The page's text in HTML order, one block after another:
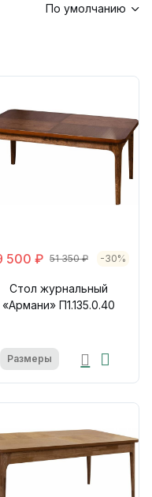
По умолчанию
500 ₽ 51 350 ₽ -30%
Стол журнальный
«Армани» П1.135.0.40
Размеры